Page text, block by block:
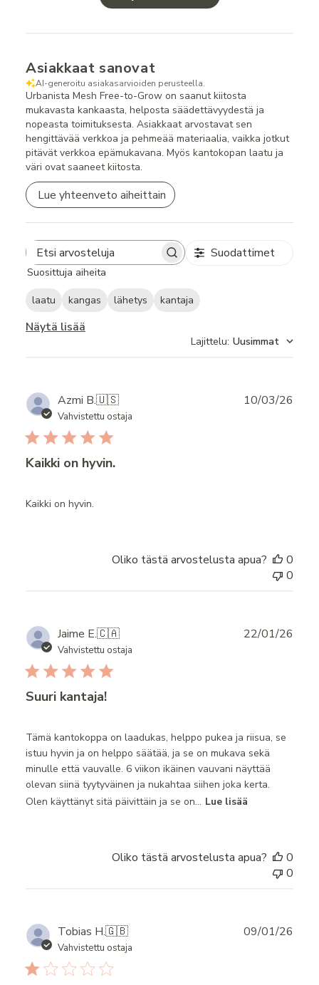
Asiakkaat sanovat
AI-generoitu asiakasarvioiden perusteella.
Urbanista Mesh Free-to-Grow on saanut kiitosta
mukavasta kankaasta, helposta säädettävyydestä ja
nopeasta toimituksesta. Asiakkaat arvostavat sen
hengittävää verkkoa ja pehmeää materiaalia, vaikka jotkut
pitävät verkkoa epämukavana. Myös kantokopan laatu ja
väri ovat saaneet kiitosta.
Lue yhteenveto aiheittain
Search
reviews
Suodattimet
Suosittuja aiheita
laatu kangas lähetys kantaja
Näytä lisää
Lajittelu: Uusimmat
Azmi B.🇺🇸
Vahvistettu ostaja
Kaikki on hyvin.
Kaikki on hyvin.
10/03/26
Oliko tästä arvostelusta apua?
0
0
Jaime E.🇨🇦
Vahvistettu ostaja
Suuri kantaja!
Tämä kantokoppa on laadukas, helppo pukea ja riisua, se
istuu hyvin ja on helppo säätää, ja se on mukava sekä
minulle että vauvalle. 6 viikon ikäinen vauvani näyttää
olevan siinä tyytyväinen ja nukahtaa siihen joka kerta.
Olen käyttänyt sitä päivittäin ja se on... Lue lisää
22/01/26
Oliko tästä arvostelusta apua?
0
0
Tobias H.🇬🇧
Vahvistettu ostaja
09/01/26